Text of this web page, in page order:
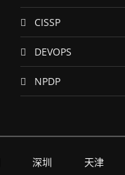
CISSP
DEVOPS
NPDP
深圳 天津